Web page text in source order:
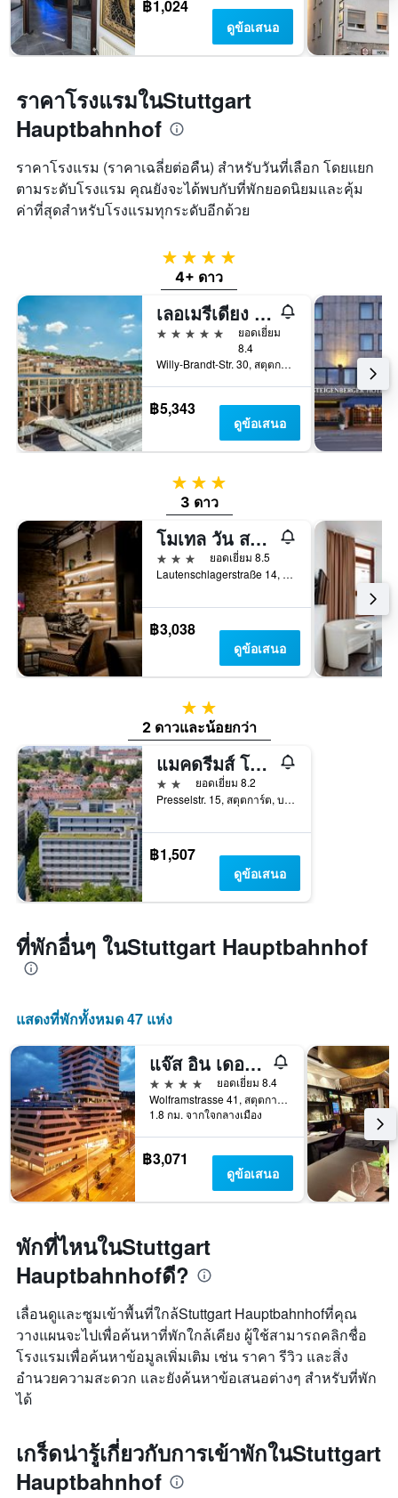
฿1,024
ดูข้อเสนอ
ราคาโรงแรมในStuttgart
Hauptbahnhof
ราคาโรงแรม (ราคาเฉลี่ยต่อคืน) สำหรับวันที่เลือก โดยแยก
ตามระดับโรงแรม คุณยังจะได้พบกับที่พักยอดนิยมและคุ้ม
ค่าที่สุดสำหรับโรงแรมทุกระดับอีกด้วย
4 ดาว
4+ ดาว
เลอเมรีเดียง สตุทท์การ์ท
5 ดาว
ยอดเยี่ยม
8.4
Willy-Brandt-Str. 30, สตุตการ์ต, บาเดิน-เวือร์ทเทมแบร์ก, เยอรมนี
฿5,343
ดูข้อเสนอ
3 ดาว
3 ดาว
โมเทล วัน สตุ๊ตการ์ท-มิตเทอ
3 ดาว
ยอดเยี่ยม 8.5
Lautenschlagerstraße 14, สตุตการ์ต, บาเดิน-เวือร์ทเทมแบร์ก, เยอรมนี
฿3,038
ดูข้อเสนอ
2 ดาว
2 ดาวและน้อยกว่า
แมคดรีมส์ โฮเทล สตุ๊ตการ์ท-ซิตี้
2 ดาว
ยอดเยี่ยม 8.2
Presselstr. 15, สตุตการ์ต, บาเดิน-เวือร์ทเทมแบร์ก, เยอรมนี
฿1,507
ดูข้อเสนอ
ที่พักอื่นๆ ในStuttgart Hauptbahnhof
แสดงที่พักทั้งหมด 47 แห่ง
แจ๊ส อิน เดอะซิตี้ สตุทท์การ์ท
4 ดาว
ยอดเยี่ยม 8.4
Wolframstrasse 41, สตุตการ์ต, บาเดิน-เวือร์ทเทมแบร์ก, เยอรมนี
1.8 กม. จากใจกลางเมือง
฿3,071
ดูข้อเสนอ
พักที่ไหนในStuttgart
Hauptbahnhofดี?
เลื่อนดูและซูมเข้าพื้นที่ใกล้Stuttgart Hauptbahnhofที่คุณ
วางแผนจะไปเพื่อค้นหาที่พักใกล้เคียง ผู้ใช้สามารถคลิกชื่อ
โรงแรมเพื่อค้นหาข้อมูลเพิ่มเติม เช่น ราคา รีวิว และสิ่ง
อำนวยความสะดวก และยังค้นหาข้อเสนอต่างๆ สำหรับที่พัก
ได้
เกร็ดน่ารู้เกี่ยวกับการเข้าพักในStuttgart
Hauptbahnhof